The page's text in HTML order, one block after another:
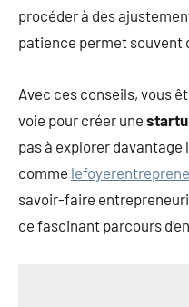
procéder à des
patience permet souvent
Avec ces conseils, vous
voie pour créer une
pas à explorer
comme
savoir-faire
ce fascinant parcours